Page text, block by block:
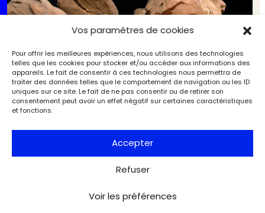
Vos paramètres de cookies
Pour offrir les meilleures expériences, nous utilisons des technologies
telles que les cookies pour stocker et/ou accéder aux informations des
appareils. Le fait de consentir à ces technologies nous permettra de
traiter des données telles que le comportement de navigation ou les ID
uniques sur ce site. Le fait de ne pas consentir ou de retirer son
consentement peut avoir un effet négatif sur certaines caractéristiques
et fonctions.
Accepter
Refuser
Voir les préférences
Une grande mécène en son musée « secret » :
l’Académie des beaux‑arts rend hommage à la